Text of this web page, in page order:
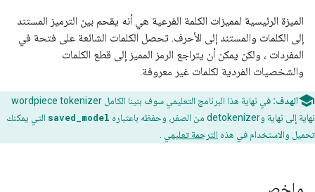
الميزة الرئيسية لمميزات الكلمة الفرعية هي أنه يقحم بين الترميز المستند
إلى الكلمات والمستند إلى الأحرف. تحصل الكلمات الشائعة على فتحة في
المفردات ، ولكن يمكن أن يتراجع الرمز المميز إلى قطع الكلمات
والشخصيات الفردية لكلمات غير معروفة.
الهدف:
في نهاية هذا البرنامج التعليمي سوف بنينا الكامل wordpiece tokenizer
نهاية إلى نهاية وdetokenizer من الصفر، وحفظه باعتباره
saved_model التي يمكنك
تحميل والاستخدام في هذه الترجمة تعليمي